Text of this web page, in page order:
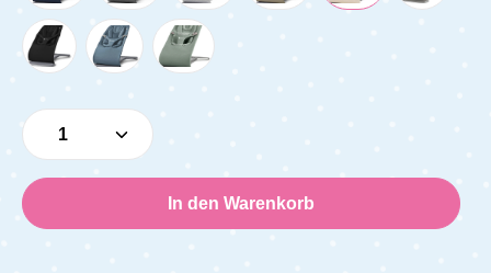
Produkt Anzahl: Gib den gewünschten
In den Warenkorb